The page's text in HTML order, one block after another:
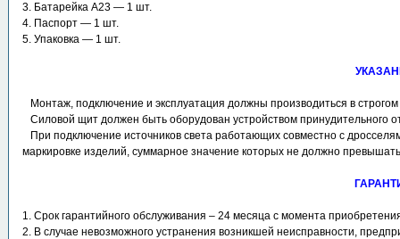
3. Батарейка А23 ― 1 шт.
4. Паспорт ― 1 шт.
5. Упаковка ― 1 шт.
Монтаж, подключение и эксплуатация должны производиться в
Силовой щит должен быть оборудован устройством принудительного
При подключение источников света работающих совместно с
маркировке изделий, суммарное значение которых не должно
1. Срок гарантийного обслуживания – 24 месяца с момента
2. В случае невозможного устранения возникшей неисправности,